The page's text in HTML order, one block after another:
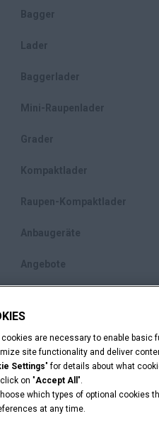
Bagger
Lader
Baggerlader
Mini-Raupenlader
Grader
Kompaktlader
Raupen-Kompaktlader
Anbaugeräte
Angebote
are necessary to enable
site functionality and deliver
Settings" for details about what
on "Accept All ".
which types of optional cookies
at any time.